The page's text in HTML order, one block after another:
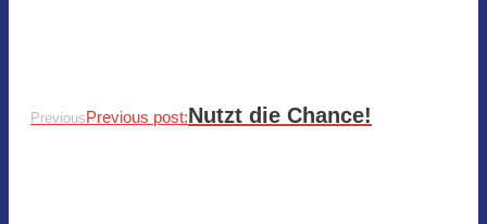
PreviousPrevious post:Nutzt die Chance!